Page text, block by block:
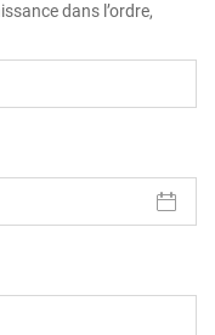
dans l’ordre,